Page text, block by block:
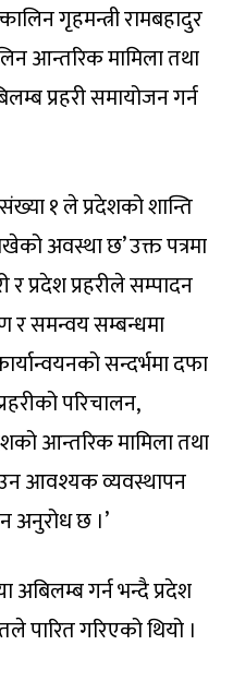
गृहमन्त्री रामबहादुर
आन्तरिक मामिला तथा
प्रहरी समायोजन गर्न
१ ले प्रदेशको शान्ति
अवस्था छ’ उक्त पत्रमा
र प्रदेश प्रहरीले सम्पादन
र समन्वय सम्बन्धमा
सन्दर्भमा दफा
परिचालन,
आन्तरिक मामिला तथा
आवश्यक व्यवस्थापन
अनुरोध छ ।’
अबिलम्ब गर्न भन्दै प्रदेश
पारित गरिएको थियो ।